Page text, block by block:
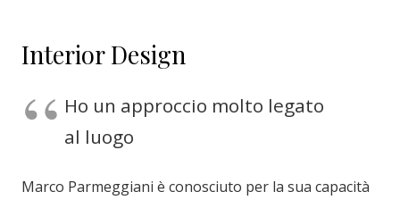
Interior Design
Ho un approccio molto legato
al luogo
Marco Parmeggiani è conosciuto per la sua capacità